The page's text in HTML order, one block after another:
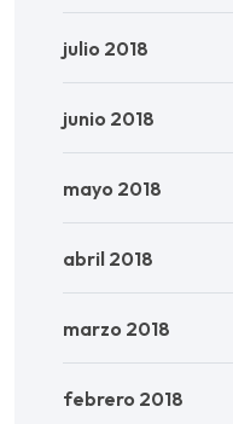
julio 2018
junio 2018
mayo 2018
abril 2018
marzo 2018
febrero 2018